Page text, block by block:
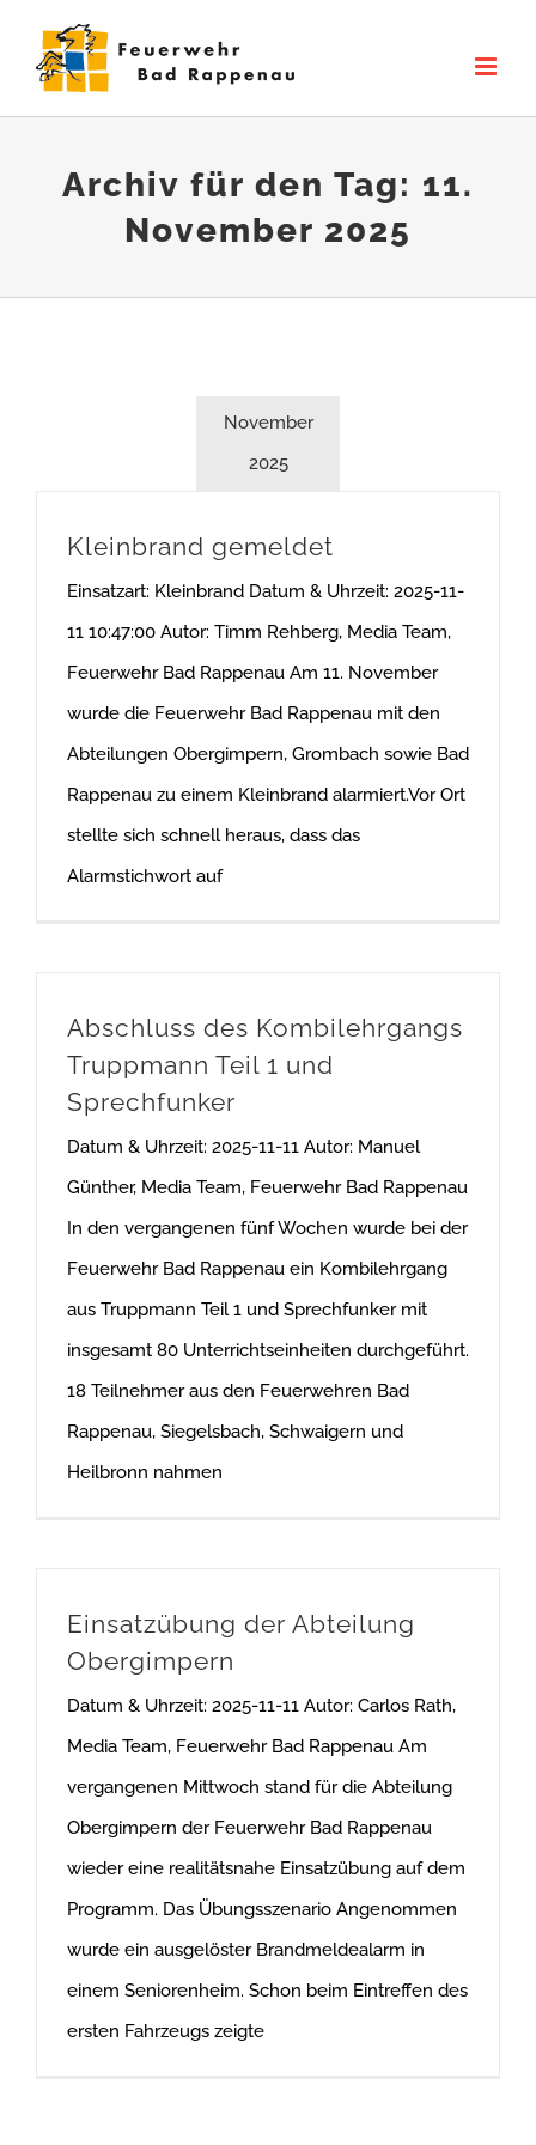
Inhalt
Archiv für den Tag: 11.
November 2025
November
2025
Kleinbrand gemeldet
Einsatzart: Kleinbrand Datum & Uhrzeit: 2025-11-
11 10:47:00 Autor: Timm Rehberg, Media Team,
Feuerwehr Bad Rappenau Am 11. November
wurde die Feuerwehr Bad Rappenau mit den
Abteilungen Obergimpern, Grombach sowie Bad
Rappenau zu einem Kleinbrand alarmiert.Vor Ort
stellte sich schnell heraus, dass das
Alarmstichwort auf
Abschluss des Kombilehrgangs
Truppmann Teil 1 und
Sprechfunker
Datum & Uhrzeit: 2025-11-11 Autor: Manuel
Günther, Media Team, Feuerwehr Bad Rappenau
In den vergangenen fünf Wochen wurde bei der
Feuerwehr Bad Rappenau ein Kombilehrgang
aus Truppmann Teil 1 und Sprechfunker mit
insgesamt 80 Unterrichtseinheiten durchgeführt.
18 Teilnehmer aus den Feuerwehren Bad
Rappenau, Siegelsbach, Schwaigern und
Heilbronn nahmen
Einsatzübung der Abteilung
Obergimpern
Datum & Uhrzeit: 2025-11-11 Autor: Carlos Rath,
Media Team, Feuerwehr Bad Rappenau Am
vergangenen Mittwoch stand für die Abteilung
Obergimpern der Feuerwehr Bad Rappenau
wieder eine realitätsnahe Einsatzübung auf dem
Programm. Das Übungsszenario Angenommen
wurde ein ausgelöster Brandmeldealarm in
einem Seniorenheim. Schon beim Eintreffen des
ersten Fahrzeugs zeigte